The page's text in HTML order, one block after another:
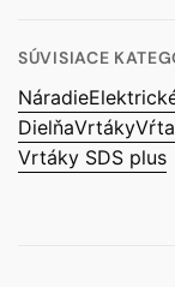
SÚVISIACE
Náradie
DielňaVrtáky
Vrtáky SDS plus